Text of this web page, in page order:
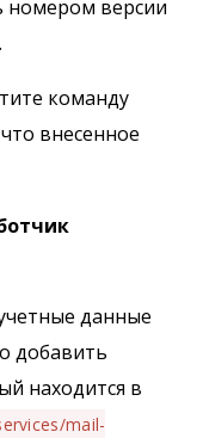
номером версии
команду
внесенное
данные
добавить
находится в
mail-